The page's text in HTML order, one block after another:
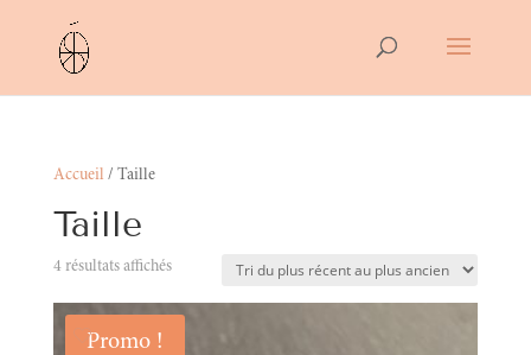
Accueil / Taille
Taille
4 résultats affichésTrié
plus
Promo !